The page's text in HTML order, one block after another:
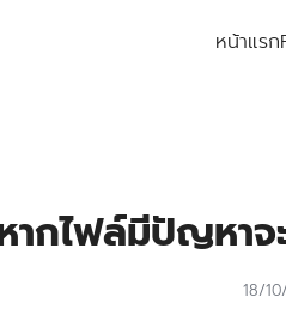
หน้าแรก
ากไฟล์มีปัญหาจ
18/